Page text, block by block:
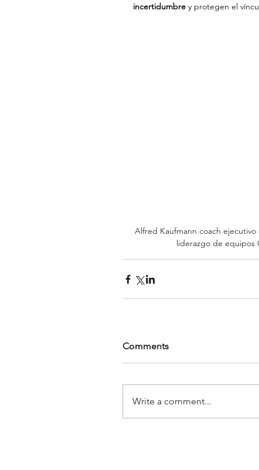
incertidumbre y protegen el
Alfred Kaufmann coach ejecutivo
liderazgo de equipos
Comments
Write a comment...